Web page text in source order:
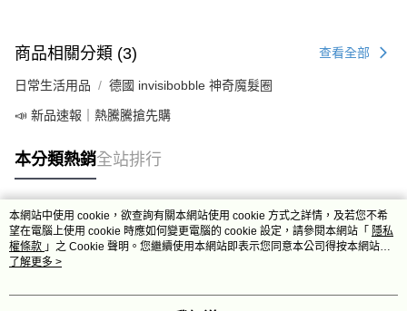
商品相關分類 (3) 查看全部
日常生活用品 德國 invisibobble 神奇魔髮圈
📣 新品速報｜熱騰騰搶先購
本分類熱銷全站排行
熱門標籤
本網站中使用 cookie，欲查詢有關本網站使用 cookie 方式之詳情，及若您不希
望在電腦上使用 cookie 時應如何變更電腦的 cookie 設定，請參閱本網站「 隱私
權條款 」之 Cookie 聲明。您繼續使用本網站即表示您同意本公司得按本網站使
用條款之 Cookie 聲明使用 cookie。
了解更多 >